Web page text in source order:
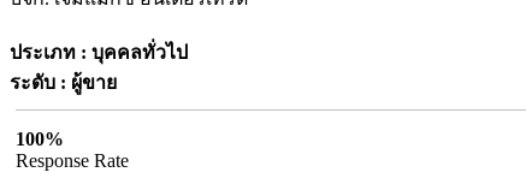
ประเภท : บุคคลทั่วไป
ระดับ : ผู้ขาย
100%
Response Rate